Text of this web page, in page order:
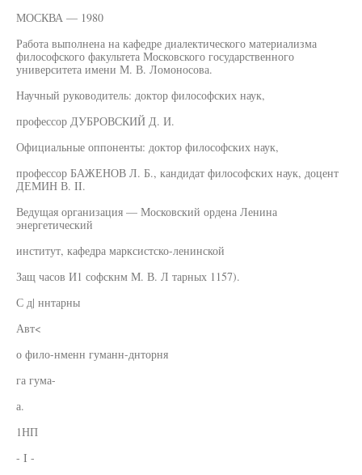
МОСКВА — 1980
Работа выполнена на кафедре диалектического материализма
философского факультета Московского государственного
университета имени М. В. Ломоносова.
Научный руководитель: доктор философских наук,
профессор ДУБРОВСКИЙ Д. И.
Официальные оппоненты: доктор философских наук,
профессор БАЖЕНОВ Л. Б., кандидат философских наук, доцент
ДЕМИН В. II.
Ведущая организация — Московский ордена Ленина
энергетический
институт, кафедра марксистско-ленинской
Защ часов И1 софскнм М. В. Л тарных 1157).
С д| ннтарны
Авт<
о фило-нменн гуманн-днторня
га гума-
а.
1НП
- I -